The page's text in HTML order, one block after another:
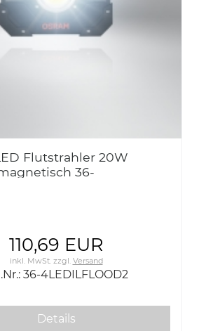
Flutstrahler 20W
36-
110,69 EUR
inkl. MwSt.zzgl. Versand
36-4LEDILFLOOD2
Details